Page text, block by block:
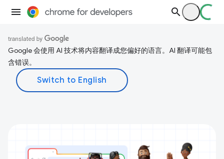
Google 会使用 AI 技术将内容翻译成您偏好的语言。AI 翻译可能包
含错误。